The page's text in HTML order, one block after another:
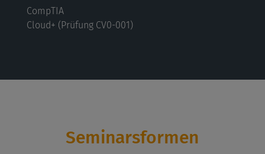
CompTIA
Cloud+ (Prüfung CV0-001)
Seminarsformen